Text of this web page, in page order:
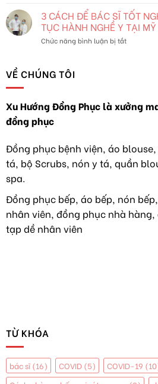
hướng
đồng
phục
phục
vụ
cafe
pha
tá
điều
dưỡng
bác
lên
trang
như
hoa
3 CÁCH ĐỂ BÁC SĨ TỐT
TỤC HÀNH NGHỀ Y TẠI MỸ
Chức năng bình luận bị tắtở
TỐT
NGHIỆP
TIẾP
TỤC
TẠI
MỸ
VỀ CHÚNG TÔI
Xu Hướng Đồng Phục là xưởng
đồng phục
Đồng phục bệnh viện, áo
tá, bộ Scrubs, nón y tá, quần
spa.
Đồng phục bếp, áo bếp, nón
nhân viên, đồng phục nhà
tạp dề nhân viên
TỪ KHÓA
bác sĩ(16) COVID (5) COVID-19